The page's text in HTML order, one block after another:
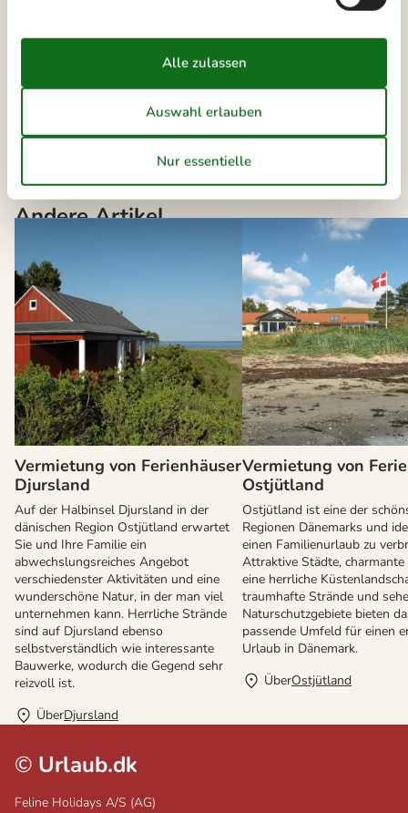
Die neusten Artikel über Mols
Vermietung von Ferienhäuser Mols
Liste anzeigen
Andere Artikel
Vermietung von Ferienhäuser
Djursland
Auf der Halbinsel Djursland in der
dänischen Region Ostjütland erwartet
Sie und Ihre Familie ein
abwechslungsreiches Angebot
verschiedenster Aktivitäten und eine
wunderschöne Natur, in der man viel
unternehmen kann. Herrliche Strände
sind auf Djursland ebenso
selbstverständlich wie interessante
Bauwerke, wodurch die Gegend sehr
reizvoll ist.
ÜberDjursland
Vermietung von
Ostjütland
Ostjütland ist eine der
Regionen Dänemarks und
einen Familienurlaub zu
Attraktive Städte, charmante
eine herrliche
traumhafte Strände und
Naturschutzgebiete bieten
passende Umfeld für einen
Urlaub in Dänemark.
ÜberOstjütland
© Urlaub.dk
Feline Holidays A/S (AG)